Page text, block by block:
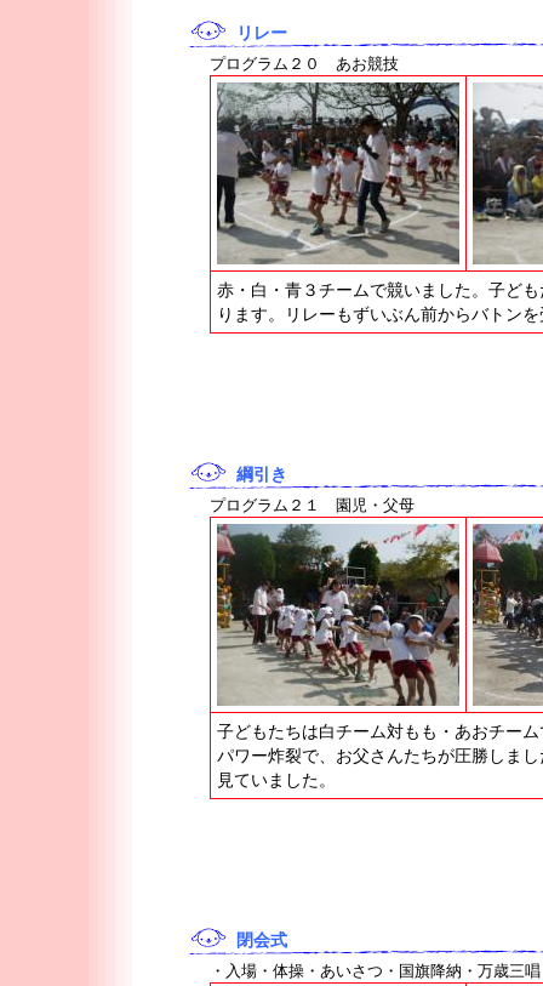
リレー
プログラム２０ あお競技
赤・白・青３チームで競いました。子ど
ります。リレーもずいぶん前からバトン
綱引き
プログラム２１ 園児・父母
子どもたちは白チーム対もも・あおチー
パワー炸裂で、お父さんたちが圧勝しま
見ていました。
閉会式
・入場・体操・あいさつ・国旗降納・万歳三